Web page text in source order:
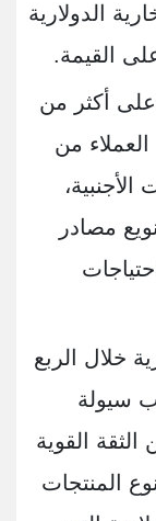
الدولارية
القيمة.
على أكثر من
من
مصادر
خلال الربع
جذب سيولة
الثقة القوية
المنتجات